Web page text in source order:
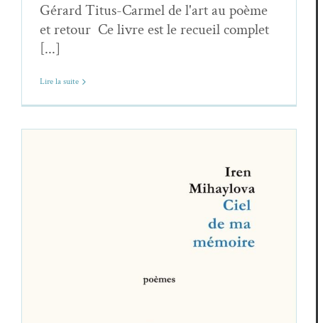
Gérard Titus-Carmel de l'art au poème
et retour Ce livre est le recueil complet
[...]
Lire la suite